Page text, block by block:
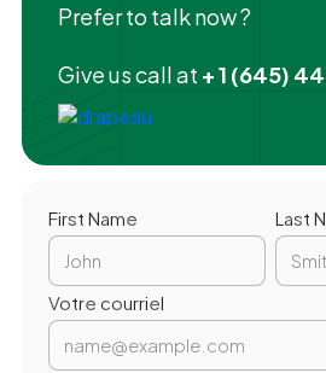
Prefer to talk now ?
Give us call at + 1 (645)
First Name Last
Votre courriel